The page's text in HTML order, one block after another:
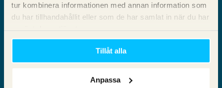
tur kombinera informationen med annan information som
du har tillhandahållit eller som de har samlat in när du har
Tillåt alla
Anpassa
Att lyckas med SEO kräver kunskap och erfarenhet från oss,
riktigt gott samarbete är en ömsesidig process. Gör som e-
klok.se och satsa på att synas på Google – kontakta oss för
att få veta hur.